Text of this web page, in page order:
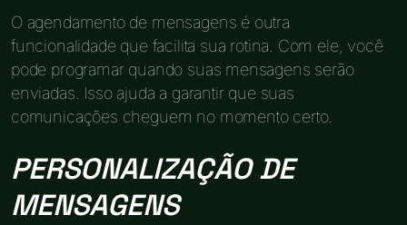
O agendamento de mensagens é outra
funcionalidade que facilita sua rotina. Com ele, você
pode programar quando suas mensagens serão
enviadas. Isso ajuda a garantir que suas
comunicações cheguem no momento certo.
PERSONALIZAÇÃO DE
MENSAGENS